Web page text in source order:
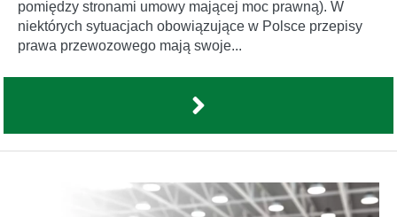
pomiędzy stronami umowy mającej moc prawną). W
niektórych sytuacjach obowiązujące w Polsce przepisy
prawa przewozowego mają swoje...